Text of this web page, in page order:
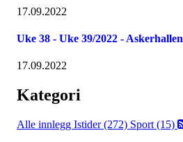
17.09.2022
Uke 38 - Uke 39/2022 - Askerhallen
17.09.2022
Kategori
Alle innlegg Istider (272) Sport (15)